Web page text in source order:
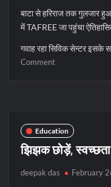
बाटा से हरिराज तक गुलजार
में TAFREE जा पहुंचा
गवाह रहा सिविक सेन्टर इसके
Commenton
उत्साह
से
हुई
TAFREE
Education
झिझक छोड़ें,
deepak das February